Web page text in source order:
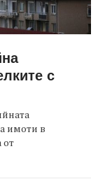
с
имоти в
от